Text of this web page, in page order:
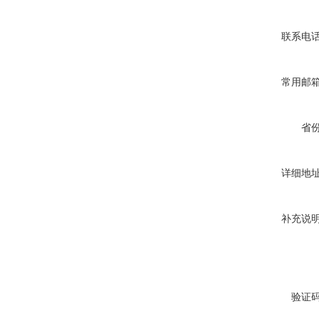
联系电
常用邮
省
详细地
补充说
验证